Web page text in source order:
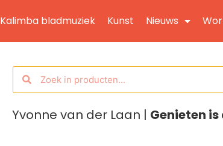
Kalimba bladmuziek Kunst Nieuws
Yvonne van der Laan | Genieten